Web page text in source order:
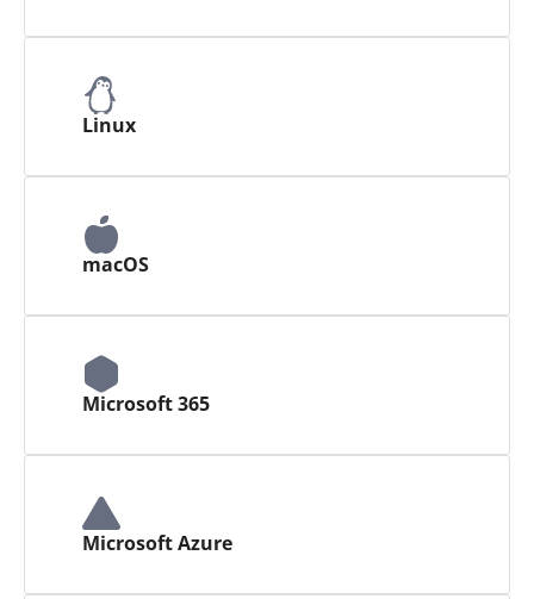
Linux
macOS
Microsoft 365
Microsoft Azure